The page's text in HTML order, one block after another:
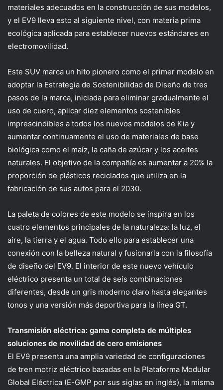
materiales adecuados en la construcción de sus modelos,
y el EV9 lleva esto al siguiente nivel, con materia prima
ecológica aplicada para establecer nuevos estándares en
electromovilidad.
Este SUV marca un hito pionero como el primer modelo en
adoptar la Estrategia de Sostenibilidad de Diseño de tres
pasos de la marca, iniciada para eliminar gradualmente el
uso de cuero, aplicar diez elementos sostenibles
imprescindibles a todos los nuevos modelos de Kia y
aumentar continuamente el uso de materiales de base
biológica como el maíz, la caña de azúcar y los aceites
naturales. El objetivo de la compañía es aumentar a 20% la
proporción de plásticos reciclados que utiliza en la
fabricación de sus autos para el 2030.
La paleta de colores de este modelo se inspira en los
cuatro elementos principales de la naturaleza: la luz, el
aire, la tierra y el agua. Todo ello para establecer una
conexión con la belleza natural y fusionarla con la filosofía
de diseño del EV9. El interior de este nuevo vehículo
eléctrico presenta un total de seis combinaciones
diferentes, desde un gris moderno claro hasta elegantes
tonos y una versión más deportiva para la línea GT.
Transmisión eléctrica: gama completa de múltiples
soluciones de movilidad de cero emisiones
El EV9 presenta una amplia variedad de configuraciones
de tren motriz eléctrico basadas en la Plataforma Modular
Global Eléctrica (E-GMP por sus siglas en inglés), la misma